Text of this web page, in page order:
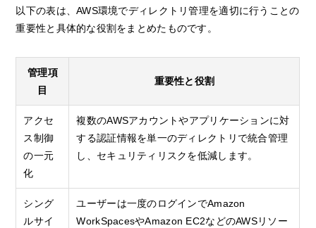
以下の表は、AWS環境でディレクトリ管理を適切に行うことの
重要性と具体的な役割をまとめたものです。
管理項
目
重要性と役割
アクセ
ス制御
の一元
化
複数のAWSアカウントやアプリケーションに対
する認証情報を単一のディレクトリで統合管理
し、セキュリティリスクを低減します。
シング
ルサイ
ユーザーは一度のログインでAmazon
WorkSpacesやAmazon EC2などのAWSリソー